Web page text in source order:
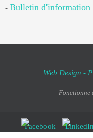
- Bulletin d'information
Web Design -
Fonctionne